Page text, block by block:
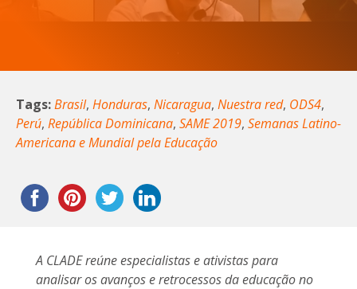
Tags:Brasil, Honduras, Nicaragua, Nuestra red, ODS4,
Perú, República Dominicana, SAME 2019, Semanas Latino-
Americana e Mundial pela Educação
A CLADE reúne especialistas e ativistas para
analisar os avanços e retrocessos da educação no